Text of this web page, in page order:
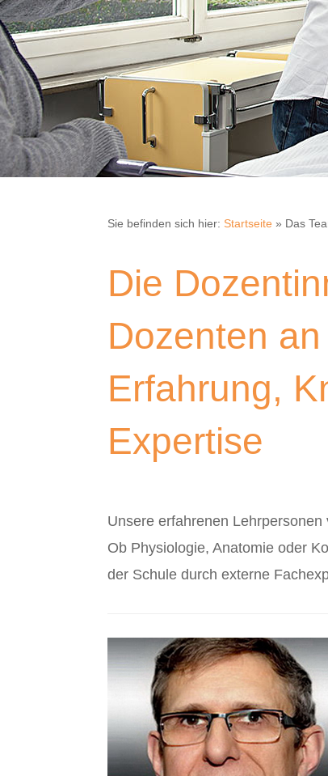
Sie befinden sich hier: Startseite » Das
Die
Dozenten
Erfahrung,
Expertise
Unsere erfahrenen
Ob Physiologie, Anatomie oder
der Schule durch externe